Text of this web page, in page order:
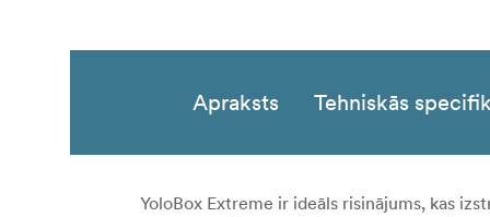
Apraksts Tehniskās
YoloBox Extreme ir ideāls risinājums, kas